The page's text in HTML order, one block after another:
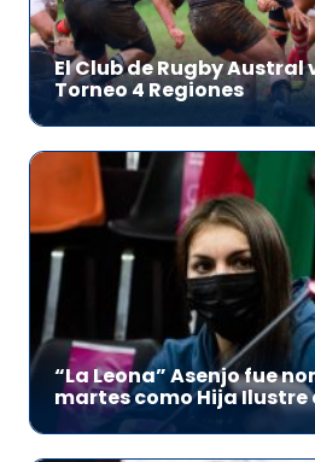
El Club de Rugby
Torneo 4 Regiones
“La Leona” Asenjo fue
martes como Hija